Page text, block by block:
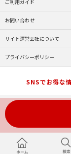
ご利用ガイド
お問い合わせ
サイト運営会社について
プライバシーポリシー
SNSでお得な